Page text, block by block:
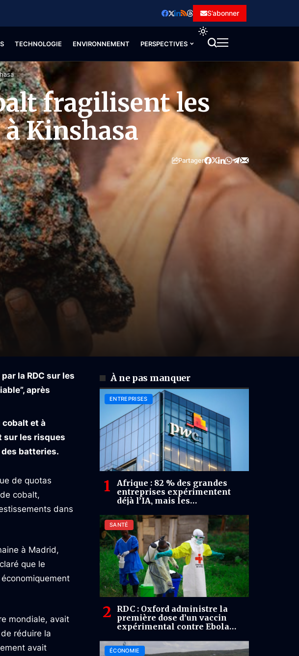
S’abonner
TECHNOLOGIE ENVIRONNEMENT PERSPECTIVES
fragilisent les
Kinshasa
Partager
la RDC sur les
après
et à
sur les risques
batteries.
de quotas
cobalt,
dans
à Madrid,
que le
mondiale, avait
réduire la
avait
À ne pas manquer
ENTREPRISES
Afrique : 82 % des grandes
entreprises expérimentent
déjà l’IA, mais les
limités à 2 % du chiffre
d’affaires (PwC)
SANTÉ
RDC : Oxford administre la
première dose d’un vaccin
expérimental contre Ebola
ÉCONOMIE